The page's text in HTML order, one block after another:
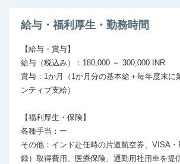
給与・福利厚生・勤務時間
【給与・賞与】
給与（税込み）：180,000 ～ 300,000 INR
賞与：1か月（1か月分の基本給＋毎年度末に
ンティブ支給）
【福利厚生・保険】
各種手当：ー
その他：インド赴任時の片道航空券、VISA
録）取得費用、医療保険、通勤用社用車を提